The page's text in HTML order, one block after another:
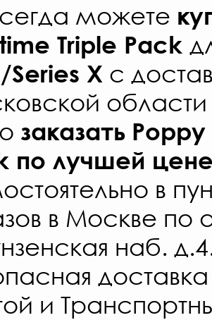
можете
Triple Pack
Series X с
заказать Poppy
по лучшей
в
в Москве по
наб.
и